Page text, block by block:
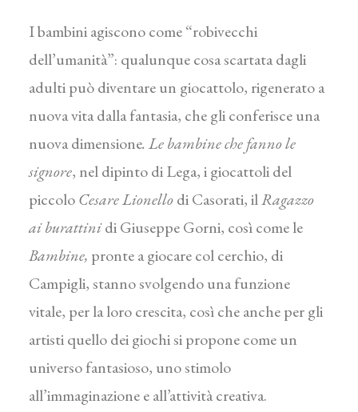
I bambini agiscono come “robivecchi
dell’umanità”: qualunque cosa scartata dagli
adulti può diventare un giocattolo, rigenerato a
nuova vita dalla fantasia, che gli conferisce una
nuova dimensione. Le bambine che fanno le
signore, nel dipinto di Lega, i giocattoli del
piccoloCesare Lionellodi Casorati, ilRagazzo
ai burattinidi Giuseppe Gorni, così come le
Bambine, pronte a giocare col cerchio, di
Campigli, stanno svolgendo una funzione
vitale, per la loro crescita, così che anche per gli
artisti quello dei giochi si propone come un
universo fantasioso, uno stimolo
all’immaginazione e all’attività creativa.